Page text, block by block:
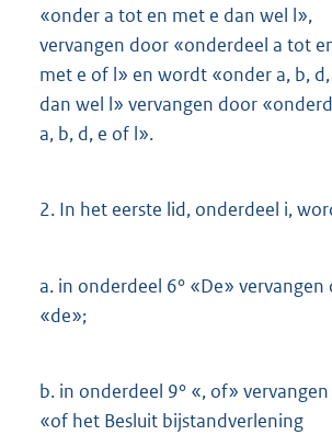
«onder a tot en met e dan wel l»,
vervangen door «onderdeel a tot
met e of l» en wordt «onder a, b,
dan wel l» vervangen door
a, b, d, e of l».
2. In het eerste lid, onderdeel i,
a. in onderdeel 6° «De» vervangen
«de»;
b. in onderdeel 9° «, of»
«of het Besluit bijstandverlening